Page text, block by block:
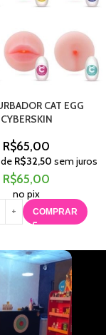
CAT EGG
CYBERSKIN
R$65,00
R$32,50 sem juros
R$65,00
no pix
COMPRAR